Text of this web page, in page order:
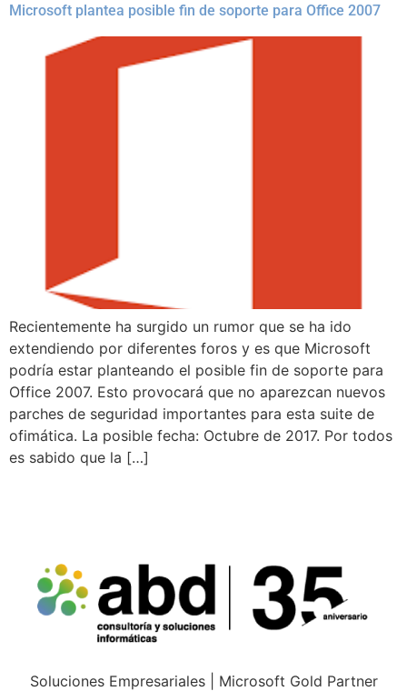
Microsoft plantea posible fin de soporte para Office 2007
Recientemente ha surgido un rumor que se ha ido
extendiendo por diferentes foros y es que Microsoft
podría estar planteando el posible fin de soporte para
Office 2007. Esto provocará que no aparezcan nuevos
parches de seguridad importantes para esta suite de
ofimática. La posible fecha: Octubre de 2017. Por todos
es sabido que la […]
Soluciones Empresariales | Microsoft Gold Partner